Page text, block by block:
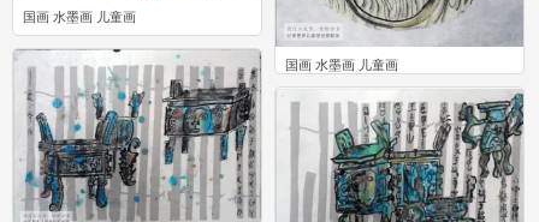
国画 水墨画 儿童画
0
国画 水墨画 儿童画
0